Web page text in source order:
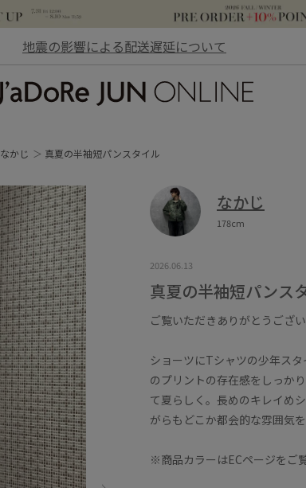
地震の影響による配送遅延について
なかじ 真夏の半袖短パンスタイル
なかじ
178cm
2026.06.13
真夏の半袖短パンス
ご覧いただきありがとうござい
ショーツにTシャツの少年ス
のプリントの存在感をしっか
て夏らしく。長めのキレイめ
がらもどこか都会的な雰囲気
※商品カラーはECページをご